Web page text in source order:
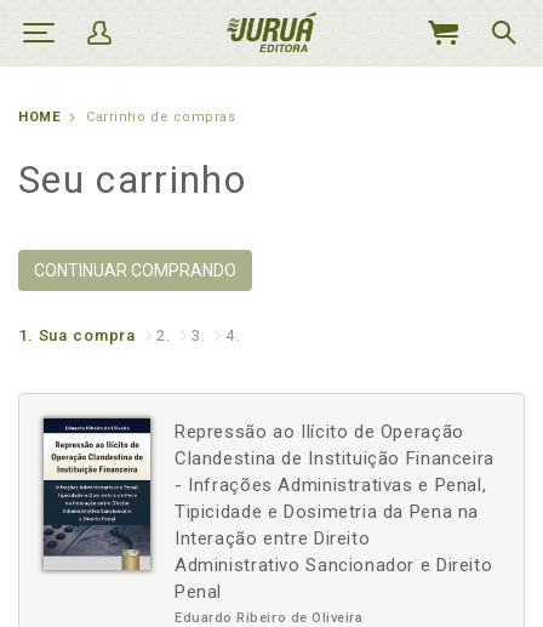
MEU
HOME Carrinho de compras
Seu carrinho
CONTINUAR COMPRANDO
1. Sua compra 2. 3. 4.
Repressão ao Ilícito de Operação
Clandestina de Instituição Financeira
- Infrações Administrativas e Penal,
Tipicidade e Dosimetria da Pena na
Interação entre Direito
Administrativo Sancionador e Direito
Penal
Eduardo Ribeiro de Oliveira